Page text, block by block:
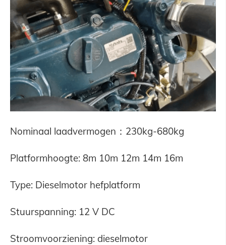
Nominaal laadvermogen：230kg-680kg
Platformhoogte: 8m 10m 12m 14m 16m
Type: Dieselmotor hefplatform
Stuurspanning: 12 V DC
Stroomvoorziening: dieselmotor